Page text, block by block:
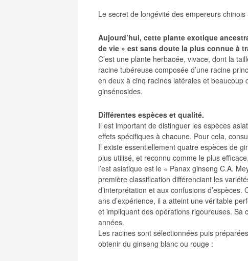
Le secret de longévité des empereurs
Aujourd’hui, cette plante exotique
de vie » est sans doute la plus connue à
C’est une plante herbacée, vivace, dont la
racine tubéreuse composée d’une racine
en deux à cinq racines latérales et
ginsénosides.
Différentes espèces et qualité.
Il est important de distinguer les espèces
effets spécifiques à chacune. Pour cela,
Il existe essentiellement quatre espèces de
plus utilisé, et reconnu comme le plus
l’est asiatique est le « Panax ginseng C.A.
première classification différenciant les
d’interprétation et aux confusions
ans d’expérience, il a atteint une véritable
et impliquant des opérations rigoureuses.
années.
Les racines sont sélectionnées puis
obtenir du ginseng blanc ou rouge :